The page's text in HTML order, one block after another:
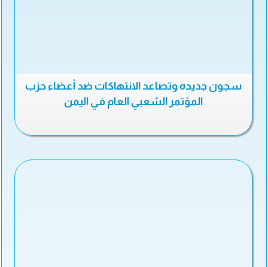
سجون جديده وتصاعد الانتهاكات ضد أعضاء حزب
المؤتمر الشعبي العام في اليمن